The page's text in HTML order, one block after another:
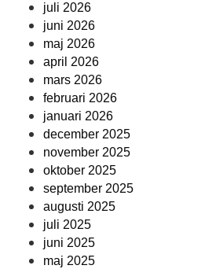
juli 2026
juni 2026
maj 2026
april 2026
mars 2026
februari 2026
januari 2026
december 2025
november 2025
oktober 2025
september 2025
augusti 2025
juli 2025
juni 2025
maj 2025